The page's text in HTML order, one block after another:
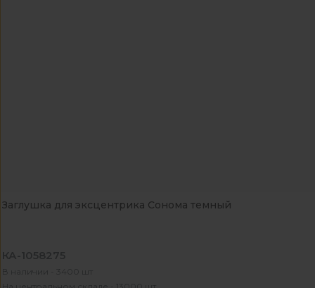
Заглушка для эксцентрика Сонома темный
КА-1058275
В наличии - 3400 шт